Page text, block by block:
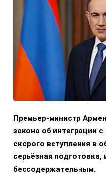
Премьер-министр
закона об интеграции
скорого вступления в
серьёзная
бессодержательным.